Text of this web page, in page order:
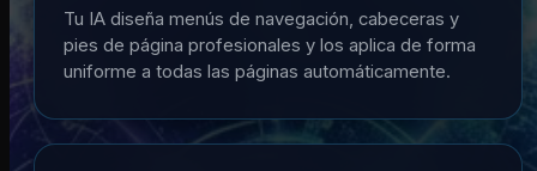
Tu IA diseña menús de navegación, cabeceras y
pies de página profesionales y los aplica de forma
uniforme a todas las páginas automáticamente.